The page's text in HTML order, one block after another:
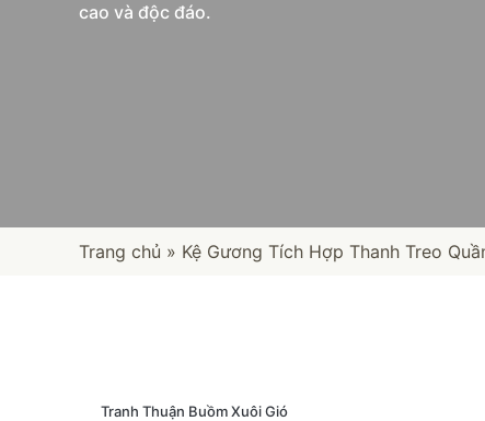
cao và độc đáo.
Trang chủ » Kệ Gương Tích Hợp Thanh Treo
Tranh Thuận Buồm Xuôi Gió